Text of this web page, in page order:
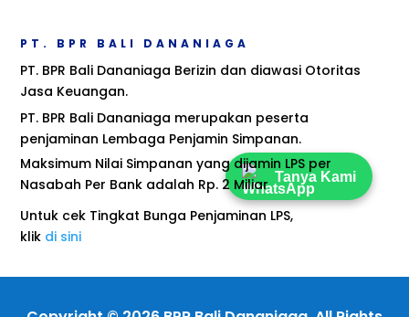
Tanya Kami
PT. BPR BALI DANANIAGA
PT. BPR Bali Dananiaga Berizin dan diawasi Otoritas
Jasa Keuangan.
PT. BPR Bali Dananiaga merupakan peserta
penjaminan Lembaga Penjamin Simpanan.
Maksimum Nilai Simpanan yang dijamin LPS per
Nasabah Per Bank adalah Rp. 2 Miliar
Untuk cek Tingkat Bunga Penjaminan LPS,
klik di sini